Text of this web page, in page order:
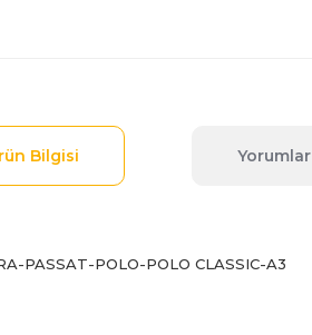
Bilgisi Yorumlar
PASSAT-POLO-POLO CLASSIC-A3